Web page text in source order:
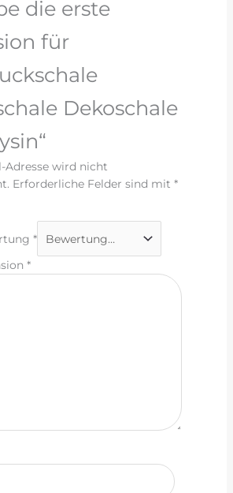
die erste
für
Dekoschale
Adresse wird nicht
Erforderliche Felder sind mit *
*
*